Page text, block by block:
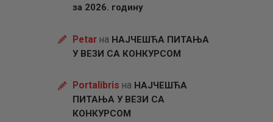
за 2026. годину
Petarна НАЈЧЕШЋА ПИТАЊА
У ВЕЗИ СА КОНКУРСОМ
Portalibris на НАЈЧЕШЋА
ПИТАЊА У ВЕЗИ СА
КОНКУРСОМ